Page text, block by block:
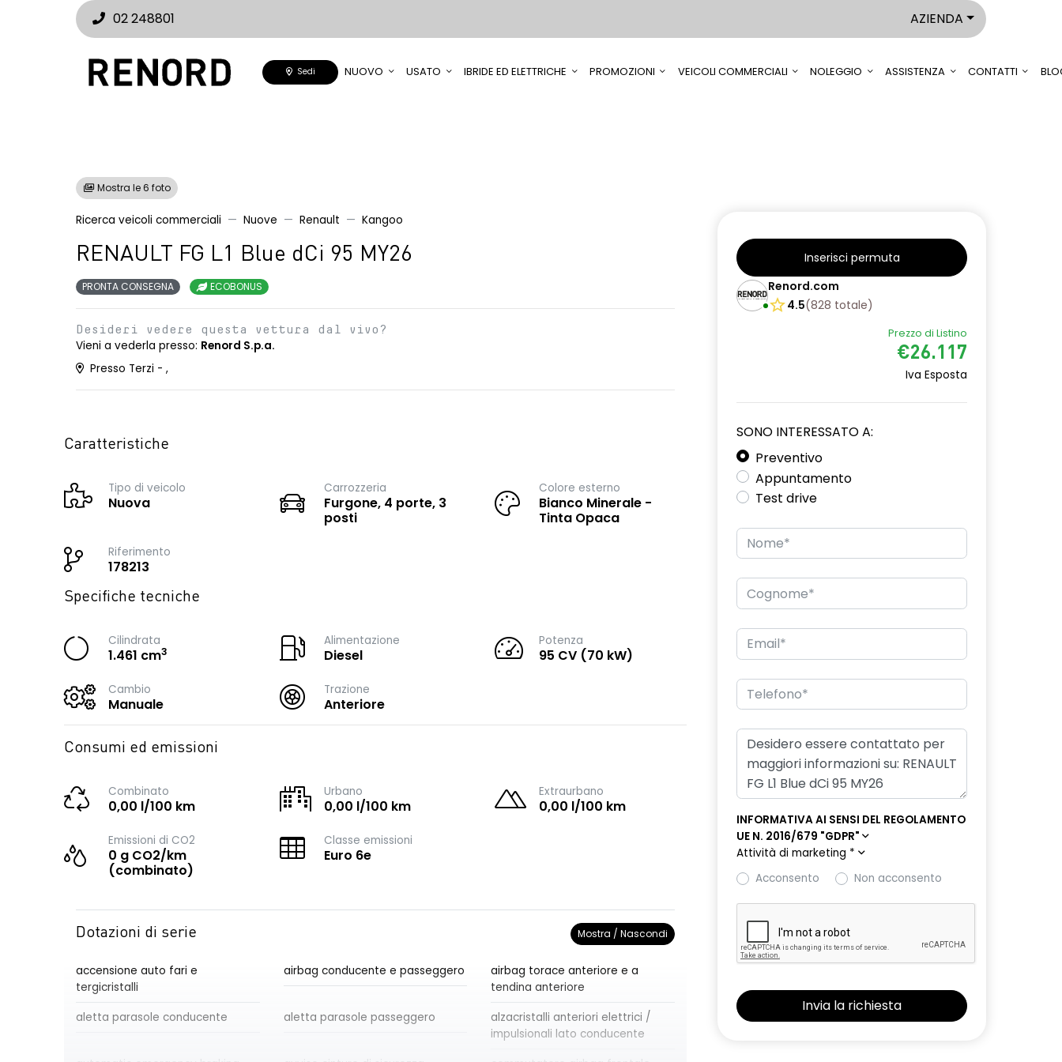
02 248801 AZIENDA
Sedi NUOVO USATO IBRIDE ED ELETTRICHE PROMOZIONI VEICOLI COMMERCIALI NOLEGGIO ASSISTENZA CONTATTI
Mostra le 6 foto
Ricerca veicoli commerciali Nuove Renault Kangoo
RENAULT FG L1 Blue dCi 95 MY26
PRONTA CONSEGNA ECOBONUS
Desideri vedere questa vettura dal vivo?
Vieni a vederla presso: Renord S.p.a.
Presso Terzi - ,
Caratteristiche
Tipo di veicolo
Nuova
Carrozzeria
Furgone, 4 porte, 3
posti
Colore esterno
Bianco Minerale -
Tinta Opaca
Riferimento
178213
Specifiche tecniche
Cilindrata
1.461 cm3
Alimentazione
Diesel
Potenza
95 CV (70 kW)
Cambio
Manuale
Trazione
Anteriore
Consumi ed emissioni
Combinato
0,00 l/100 km
Urbano
0,00 l/100 km
Extraurbano
0,00 l/100 km
Emissioni di CO2
0 g CO2/km
(combinato)
Classe emissioni
Euro 6e
Dotazioni di serie Mostra / Nascondi
accensione auto fari e
tergicristalli
airbag conducente e passeggero
airbag torace anteriore e a
tendina anteriore
aletta parasole conducente
aletta parasole passeggero
alzacristalli anteriori elettrici /
impulsionali lato conducente
Inserisci permuta
Renord.com
4.5(828 totale)
Prezzo di Listino
€26.117
Iva Esposta
SONO INTERESSATO A:
Preventivo
Appuntamento
Test drive
INFORMATIVA AI SENSI DEL REGOLAMENTO
UE N. 2016/679 "GDPR"
Attività di marketing *
Acconsento
Non acconsento